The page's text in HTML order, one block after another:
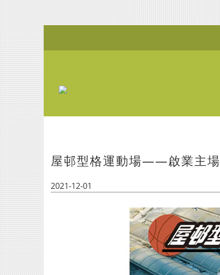
屋邨型格運動場——啟業主場
2021-12-01